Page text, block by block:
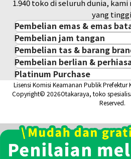
1.940 toko di seluruh dunia,
yang
Pembelian emas & emas
Pembelian emas & emas
Emas Batangan / Gold Bar
Koin Emas
Harga Pasar Emas / Kurs
Aksesoris Emas
Pembelian jam tangan
Pembelian jam tangan
ROLEX
PATEK PHILIPPE
AUDEMARS PIGUET
VACHERON CONSTANTIN
BREGUEST
Pembelian tas & barang
Pembelian tas & barang
Cartier
LOUIS VUITTON
Hermès
CELINE
Fendi
Dior
Pembelian berlian &
Pembelian berlian &
Berlian
Zamrud
Rubi
Platinum Purchase
Platinum
Lisensi Komisi Keamanan Publik
Copyright© 2026Otakaraya, toko
Reserved.